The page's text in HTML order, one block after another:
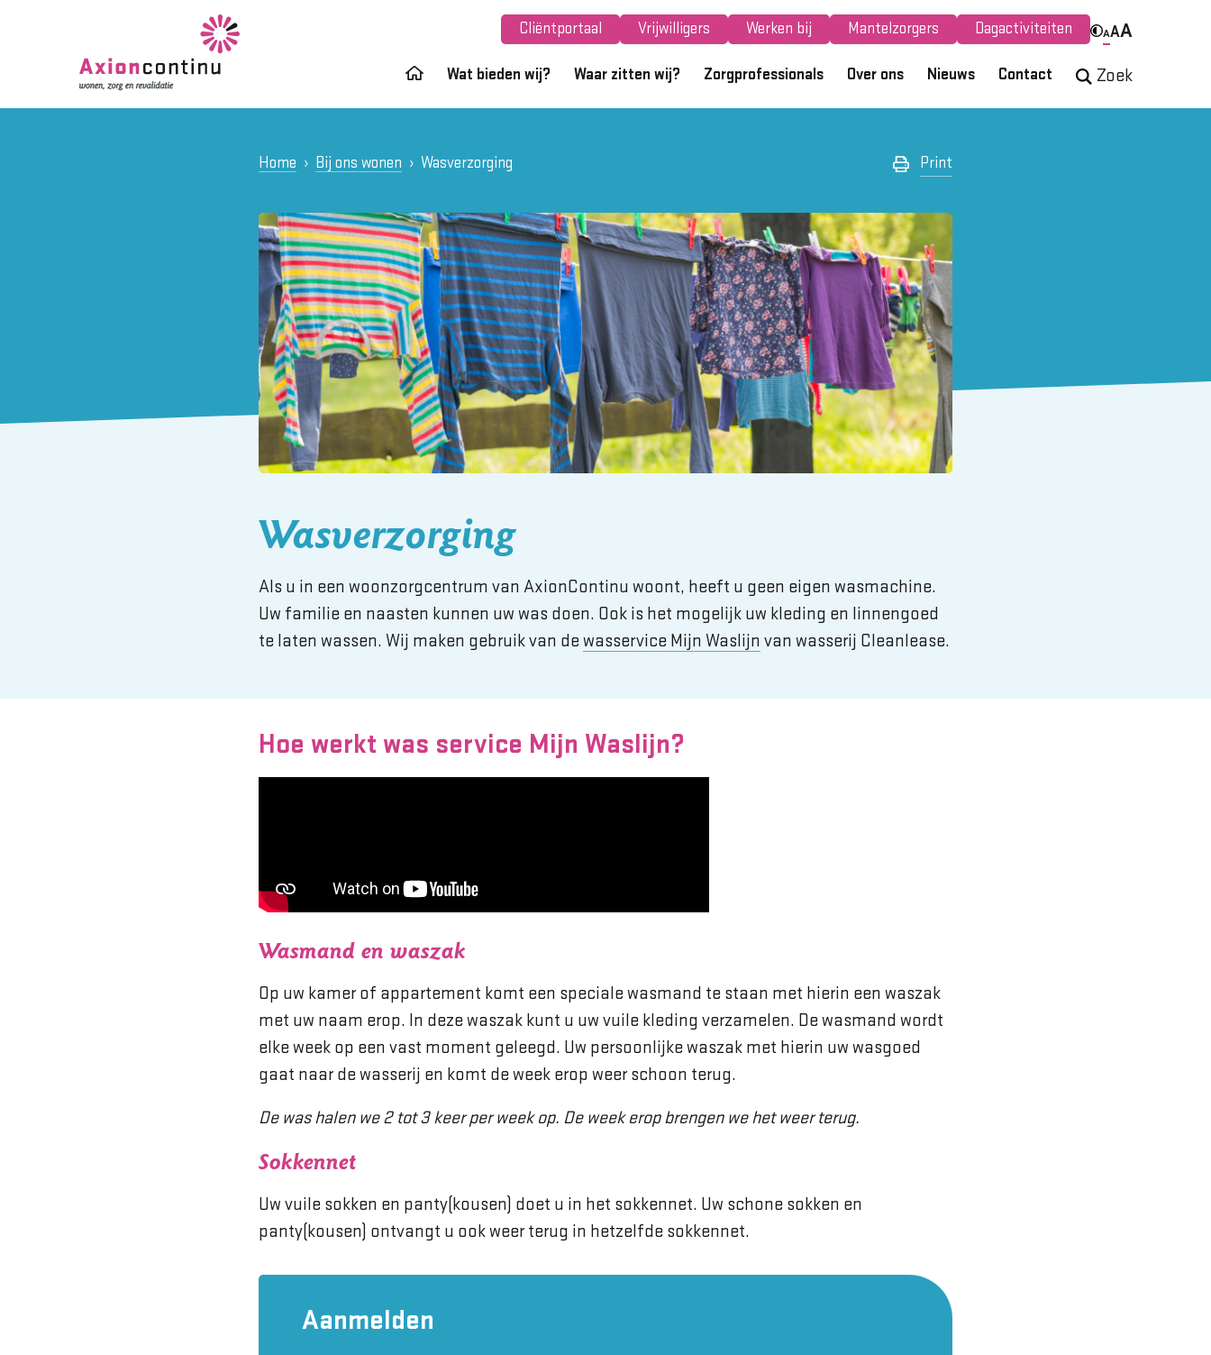
Cliëntportaal Vrijwilligers Werken bij Mantelzorgers Dagactiviteiten AAA
Wat bieden wij? Waar zitten wij? Zorgprofessionals Over ons Nieuws Contact Zoek
Home Bij ons wonen Wasverzorging Print
Wasverzorging
Als u in een woonzorgcentrum van AxionContinu woont, heeft u geen eigen wasmachine.
Uw familie en naasten kunnen uw was doen. Ook is het mogelijk uw kleding en linnengoed
te laten wassen. Wij maken gebruik van de wasservice Mijn Waslijn van wasserij Cleanlease.
Hoe werkt was service Mijn Waslijn?
Wasmand en waszak
Op uw kamer of appartement komt een speciale wasmand te staan met hierin een waszak
met uw naam erop. In deze waszak kunt u uw vuile kleding verzamelen. De wasmand wordt
elke week op een vast moment geleegd. Uw persoonlijke waszak met hierin uw wasgoed
gaat naar de wasserij en komt de week erop weer schoon terug.
De was halen we 2 tot 3 keer per week op. De week erop brengen we het weer terug.
Sokkennet
Uw vuile sokken en panty(kousen) doet u in het sokkennet. Uw schone sokken en
panty(kousen) ontvangt u ook weer terug in hetzelfde sokkennet.
Aanmelden